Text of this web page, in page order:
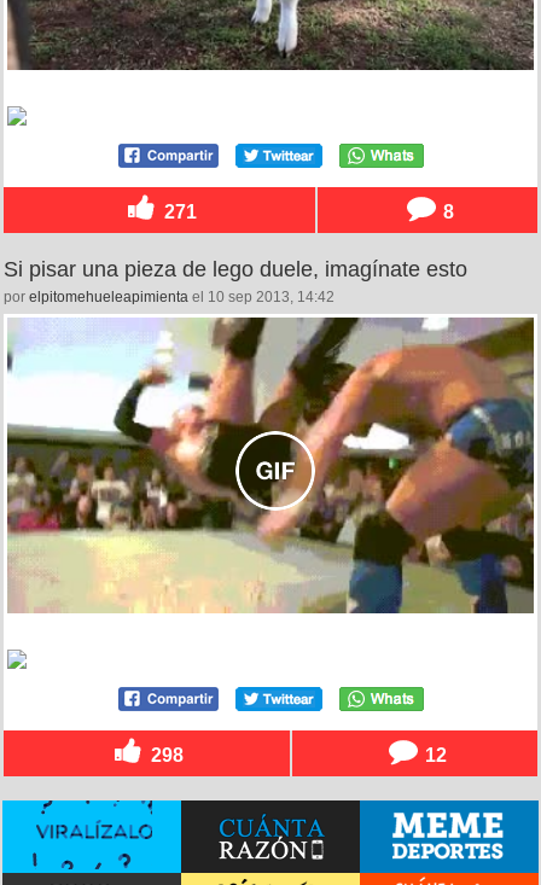
271 8
Si pisar una pieza de lego duele, imagínate esto
por elpitomehueleapimienta el 10 sep 2013, 14:42
298 12